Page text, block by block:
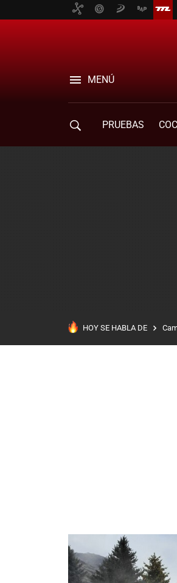
MENÚ
PRUEBAS
HOY SE HABLA DE